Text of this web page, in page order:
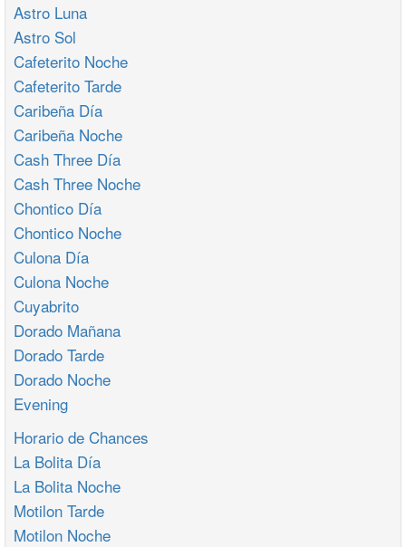
Astro Luna
Astro Sol
Cafeterito Noche
Cafeterito Tarde
Caribeña Día
Caribeña Noche
Cash Three Día
Cash Three Noche
Chontico Día
Chontico Noche
Culona Día
Culona Noche
Cuyabrito
Dorado Mañana
Dorado Tarde
Dorado Noche
Evening
Horario de Chances
La Bolita Día
La Bolita Noche
Motilon Tarde
Motilon Noche